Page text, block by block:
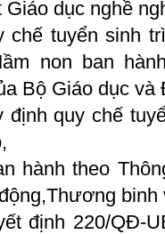
dục nghề
chế tuyển sinh
non ban
Bộ Giáo dục và
định quy chế
hành theo
binh
định 220/QĐ-